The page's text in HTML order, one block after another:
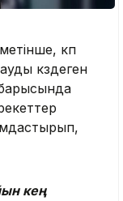
көп
көздеген
кең